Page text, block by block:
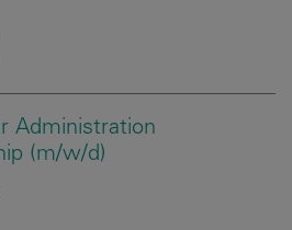
Administration
(m/w/d)